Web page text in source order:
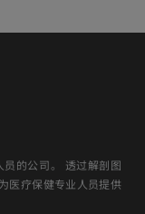
的公司。 透过解剖图
医疗保健专业人员提供